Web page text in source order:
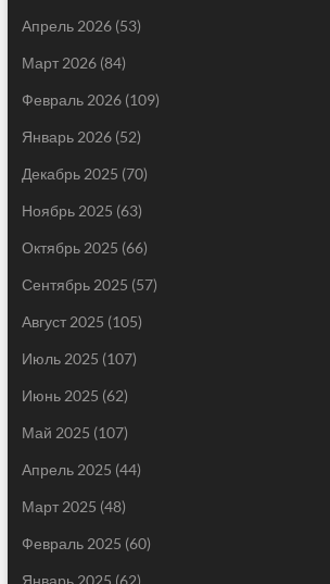
Апрель 2026(53)
Март 2026(84)
Февраль 2026(109)
Январь 2026(52)
Декабрь 2025 (70)
Ноябрь 2025 (63)
Октябрь 2025 (66)
Сентябрь 2025 (57)
Август 2025 (105)
Июль 2025 (107)
Июнь 2025 (62)
Май 2025 (107)
Апрель 2025 (44)
Март 2025 (48)
Февраль 2025 (60)